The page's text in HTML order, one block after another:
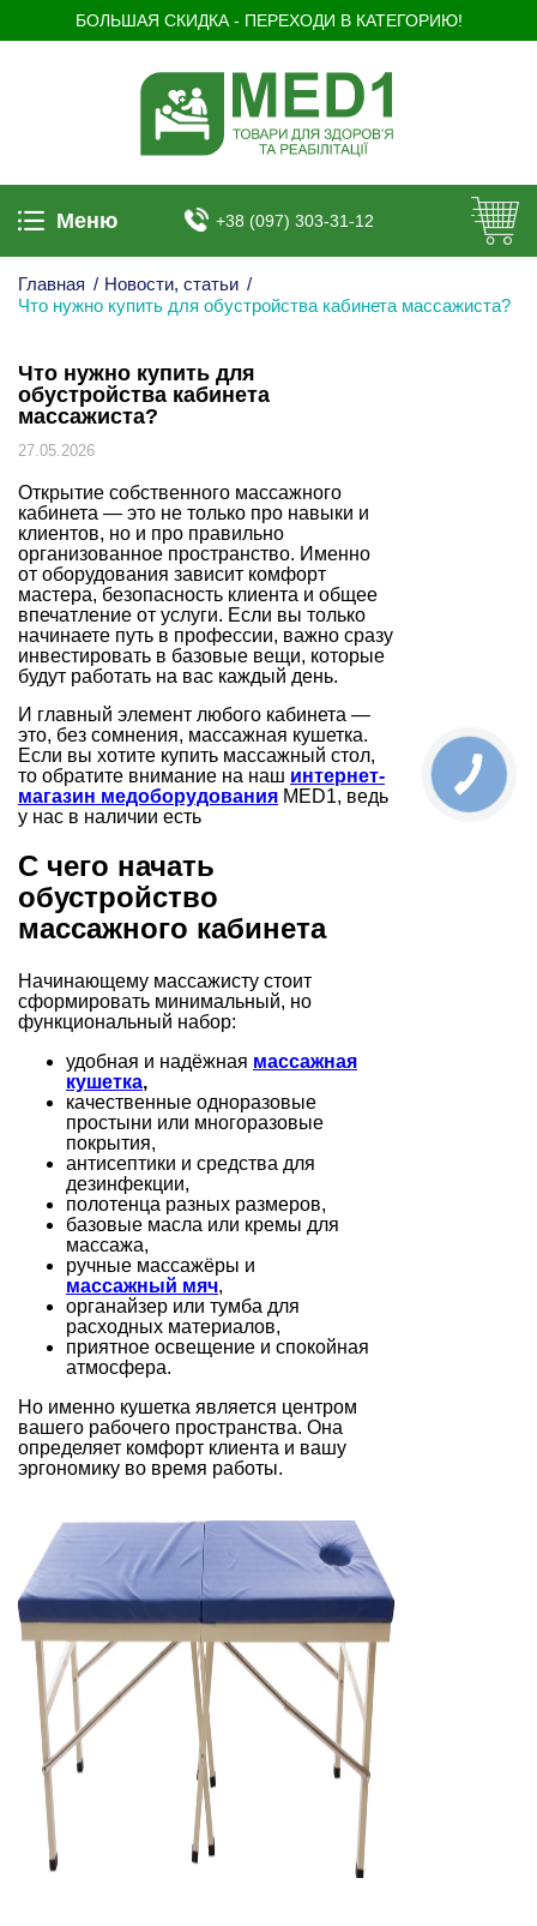
БОЛЬШАЯ СКИДКА - ПЕРЕХОДИ В КАТЕГОРИЮ!
Меню +38 (097) 303-31-12
Главная / Новости, статьи /
Что нужно купить для обустройства кабинета массажиста?
Что нужно купить для
обустройства кабинета
массажиста?
27.05.2026
Открытие собственного массажного
кабинета — это не только про навыки и
клиентов, но и про правильно
организованное пространство. Именно
от оборудования зависит комфорт
мастера, безопасность клиента и общее
впечатление от услуги. Если вы только
начинаете путь в профессии, важно сразу
инвестировать в базовые вещи, которые
будут работать на вас каждый день.
И главный элемент любого кабинета —
это, без сомнения, массажная кушетка.
Если вы хотите купить массажный стол,
то обратите внимание на наш интернет-
магазин медоборудования MED1, ведь
у нас в наличии есть
С чего начать
обустройство
массажного кабинета
Начинающему массажисту стоит
сформировать минимальный, но
функциональный набор:
удобная и надёжная массажная
кушетка,
качественные одноразовые
простыни или многоразовые
покрытия,
антисептики и средства для
дезинфекции,
полотенца разных размеров,
базовые масла или кремы для
массажа,
ручные массажёры и
массажный мяч,
органайзер или тумба для
расходных материалов,
приятное освещение и спокойная
атмосфера.
Но именно кушетка является центром
вашего рабочего пространства. Она
определяет комфорт клиента и вашу
эргономику во время работы.